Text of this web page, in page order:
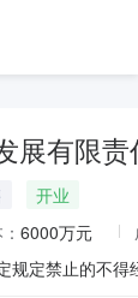
展有限责
开业
6000万元